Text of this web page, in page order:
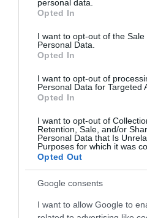
grant or deny consent to
use your data for below
consent section.
personal data.
Opted In
I want to opt-out of the Sale
Personal Data.
Opted In
I want to opt-out of
Personal Data for Targeted
Opted In
I want to opt-out of
Retention, Sale, and/or
Personal Data that Is
Purposes for which it was
Opted Out
Google consents
I want to allow Google to
ΔΙΕΘΝΗ
Σρι Λάνκα: Τραγωδία
έπεσε σε γκρεμό – 15
Τραυματίστηκαν 16 άτομα